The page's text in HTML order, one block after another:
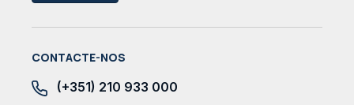
CONTACTE-NOS
(+351) 210 933 000